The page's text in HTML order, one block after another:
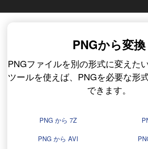
PNGから変換
PNGファイルを別の形式に変えた
ツールを使えば、PNGを必要な形
できます。
PNG から 7Z
PNG から AVI